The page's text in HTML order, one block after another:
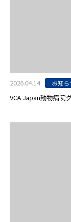
2026.04.14 お知ら
VCA Japan動物病院